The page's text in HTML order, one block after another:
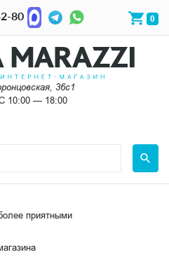
80 0
36с1
10:00 — 18:00
приятными